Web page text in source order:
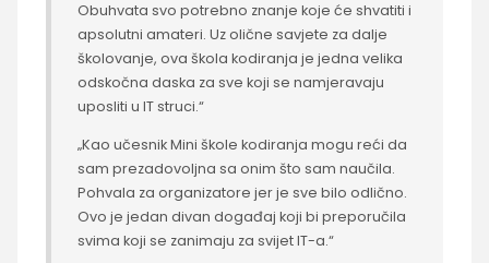
Obuhvata svo potrebno znanje koje će shvatiti i
apsolutni amateri. Uz olične savjete za dalje
školovanje, ova škola kodiranja je jedna velika
odskočna daska za sve koji se namjeravaju
uposliti u IT struci.“
„Kao učesnik Mini škole kodiranja mogu reći da
sam prezadovoljna sa onim što sam naučila.
Pohvala za organizatore jer je sve bilo odlično.
Ovo je jedan divan događaj koji bi preporučila
svima koji se zanimaju za svijet IT-a.“